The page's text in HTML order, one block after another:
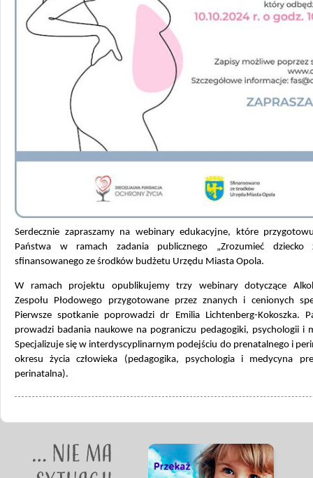
Serdecznie zapraszamy na webinary edukacyjne, które
Państwa w ramach zadania publicznego „Zrozumieć dziecko
sfinansowanego ze środków budżetu Urzędu Miasta Opola.
W ramach projektu opublikujemy trzy webinary dotyczące
Zespołu Płodowego przygotowane przez znanych i cenionych
Pierwsze spotkanie poprowadzi dr Emilia Lichtenberg-Kokoszka.
prowadzi badania naukowe na pograniczu pedagogiki, psychologii i
Specjalizuje się w interdyscyplinarnym podejściu do prenatalnego i
okresu życia człowieka (pedagogika, psychologia i medycyna
perinatalna).